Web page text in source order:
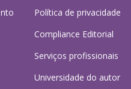
Política de privacidade
Compliance Editorial
Serviços profissionais
Universidade do autor